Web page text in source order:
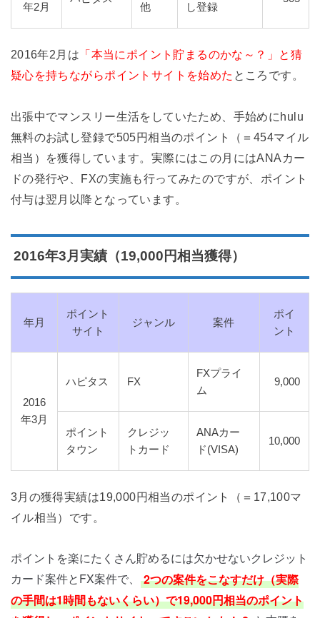
年2月
他
し登録
2016年2月は 「本当にポイント貯まるのかな～？」と猜
疑心を持ちながらポイントサイトを始めた ところです。
出張中でマンスリー生活をしていたため、手始めにhulu
無料のお試し登録で505円相当のポイント（＝454マイル
相当）を獲得しています。実際にはこの月にはANAカー
ドの発行や、FXの実施も行ってみたのですが、ポイント
付与は翌月以降となっています。
2016年3月実績（19,000円相当獲得）
年月
ポイント
サイト
ジャンル 案件
ポイ
ント
2016
年3月
ハピタス FX
FXプライ
ム
9,000
ポイント
タウン
クレジッ
トカード
ANAカー
ド(VISA)
10,000
3月の獲得実績は19,000円相当のポイント（＝17,100マ
イル相当）です。
ポイントを楽にたくさん貯めるには欠かせないクレジット
カード案件とFX案件で、
2つの案件をこなすだけ（実際
の手間は1時間もないくらい）で19,000円相当のポイント